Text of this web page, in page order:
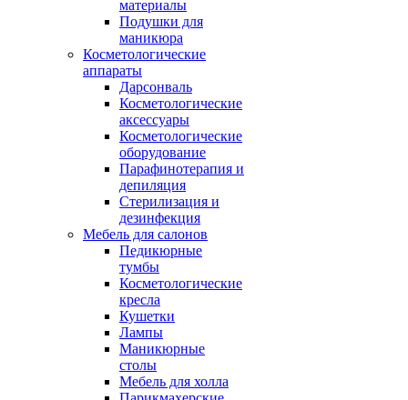
материалы
Подушки для
маникюра
Косметологические
аппараты
Дарсонваль
Косметологические
аксессуары
Косметологические
оборудование
Парафинотерапия и
депиляция
Стерилизация и
дезинфекция
Мебель для салонов
Педикюрные
тумбы
Косметологические
кресла
Кушетки
Лампы
Маникюрные
столы
Мебель для холла